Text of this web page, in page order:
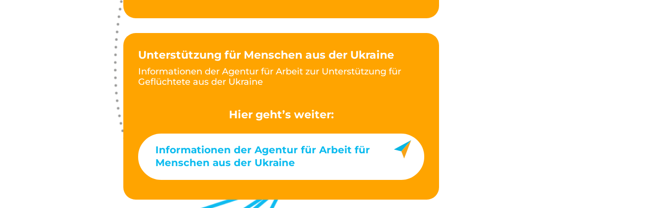
Unterstützung für Menschen aus der Ukraine
Informationen der Agentur für Arbeit zur Unterstützung für
Geflüchtete aus der Ukraine
Hier geht’s weiter:
Informationen der Agentur für Arbeit für
Menschen aus der Ukraine